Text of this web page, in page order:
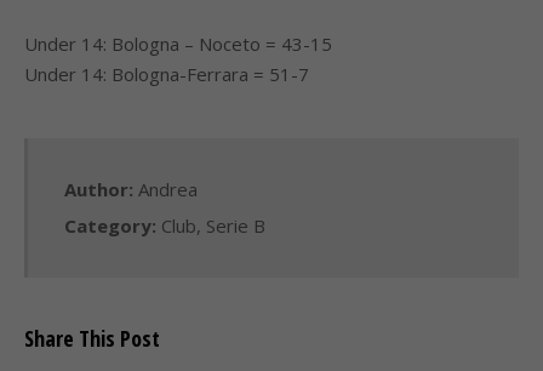
Under 14: Bologna – Noceto = 43-15
Under 14: Bologna-Ferrara = 51-7
Author: Andrea
Category: Club, Serie B
Share This Post